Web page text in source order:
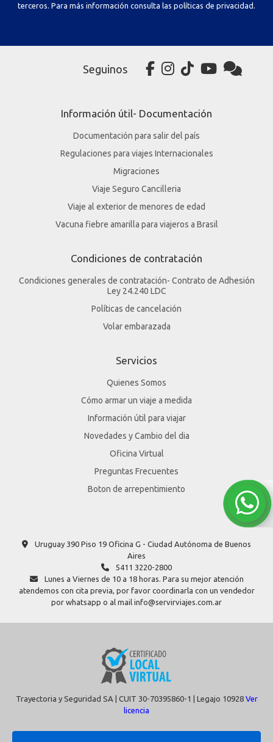
terceros. Para más información consulta las políticas de privacidad.
Seguinos
Información útil- Documentación
Documentación para salir del país
Regulaciones para viajes Internacionales
Migraciones
Viaje Seguro Cancilleria
Viaje al exterior de menores de edad
Vacuna fiebre amarilla para viajeros a Brasil
Condiciones de contratación
Condiciones generales de contratación- Contrato de Adhesión
Ley 24.240 LDC
Políticas de cancelación
Volar embarazada
Servicios
Quienes Somos
Cómo armar un viaje a medida
Información útil para viajar
Novedades y Cambio del dia
Oficina Virtual
Preguntas Frecuentes
Boton de arrepentimiento
Uruguay 390 Piso 19 Oficina G - Ciudad Autónoma de Buenos
Aires
5411 3220-2800
Lunes a Viernes de 10 a 18 horas. Para su mejor atención
atendemos con cita previa, por favor coordinarla con un vendedor
por whatsapp o al mail info@servirviajes.com.ar
Trayectoria y Seguridad SA | CUIT 30-70395860-1 | Legajo 10928 Ver
licencia